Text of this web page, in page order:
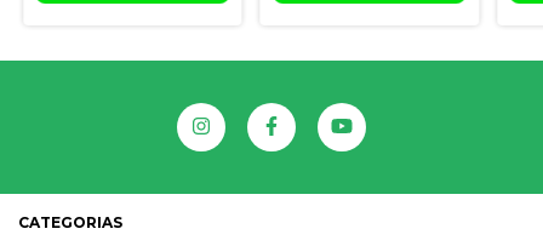
CATEGORIAS